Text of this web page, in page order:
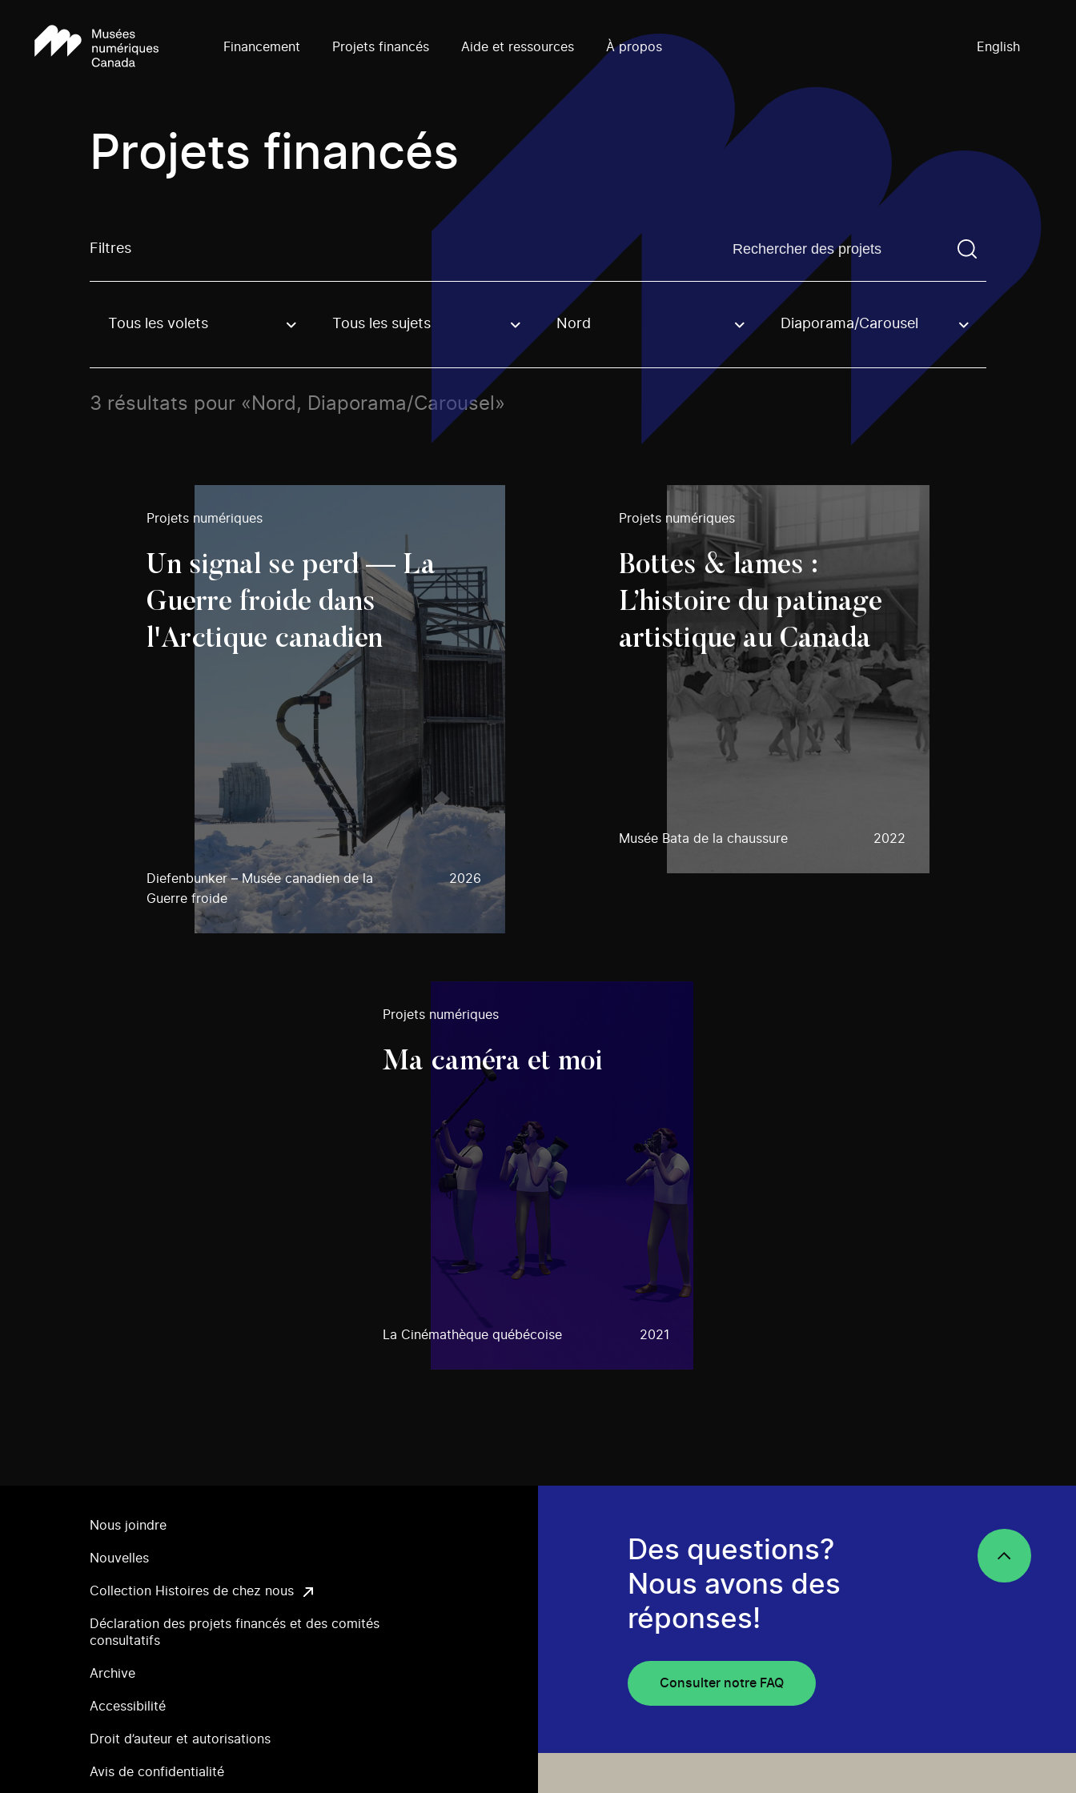
Financement Projets financés Aide et ressources À propos English
Projets financés
Filtres Trouvez un projetVous devez saisir un terme de
Use these options to filter projects by topic, stream or regon. The filter will be applied when selecting an option.
Tous les volets Tous les sujets Nord Diaporama/Carousel
3 résultats pour «Nord, Diaporama/Carousel»
Projets numériques
Un signal se perd — La
Guerre froide dans
l'Arctique canadien
Diefenbunker – Musée canadien de la
Guerre froide
2026
Projets numériques
Bottes & lames :
L’histoire du patinage
artistique au Canada
Musée Bata de la chaussure 2022
Projets numériques
Ma caméra et moi
La Cinémathèque québécoise 2021
Nous joindre
Nouvelles
Collection Histoires de chez nous
Déclaration des projets financés et des comités
consultatifs
Archive
Accessibilité
Droit d’auteur et autorisations
Avis de confidentialité
Des questions?
Nous avons des
réponses!
Consulter notre FAQ